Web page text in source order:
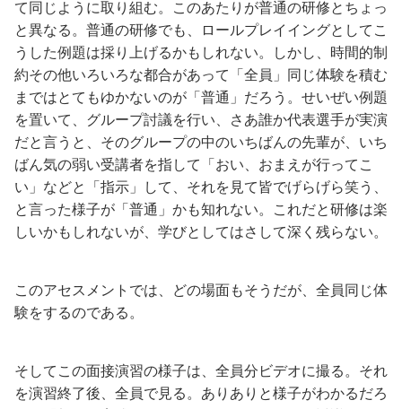
て同じように取り組む。このあたりが普通の研修とちょっ
と異なる。普通の研修でも、ロールプレイイングとしてこ
うした例題は採り上げるかもしれない。しかし、時間的制
約その他いろいろな都合があって「全員」同じ体験を積む
まではとてもゆかないのが「普通」だろう。せいぜい例題
を置いて、グループ討議を行い、さあ誰か代表選手が実演
だと言うと、そのグループの中のいちばんの先輩が、いち
ばん気の弱い受講者を指して「おい、おまえが行ってこ
い」などと「指示」して、それを見て皆でげらげら笑う、
と言った様子が「普通」かも知れない。これだと研修は楽
しいかもしれないが、学びとしてはさして深く残らない。
このアセスメントでは、どの場面もそうだが、全員同じ体
験をするのである。
そしてこの面接演習の様子は、全員分ビデオに撮る。それ
を演習終了後、全員で見る。ありありと様子がわかるだろ